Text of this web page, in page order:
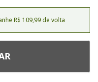
R$ 109,99 de volta